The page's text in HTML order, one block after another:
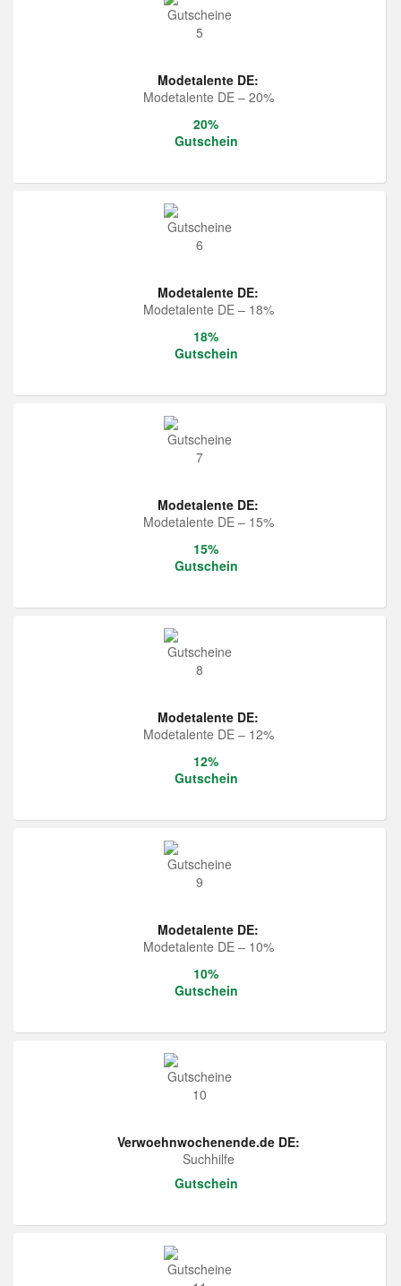
Modetalente DE:
Modetalente DE – 20%
20%
Gutschein
Modetalente DE:
Modetalente DE – 18%
18%
Gutschein
Modetalente DE:
Modetalente DE – 15%
15%
Gutschein
Modetalente DE:
Modetalente DE – 12%
12%
Gutschein
Modetalente DE:
Modetalente DE – 10%
10%
Gutschein
Verwoehnwochenende.de DE:
Suchhilfe
Gutschein